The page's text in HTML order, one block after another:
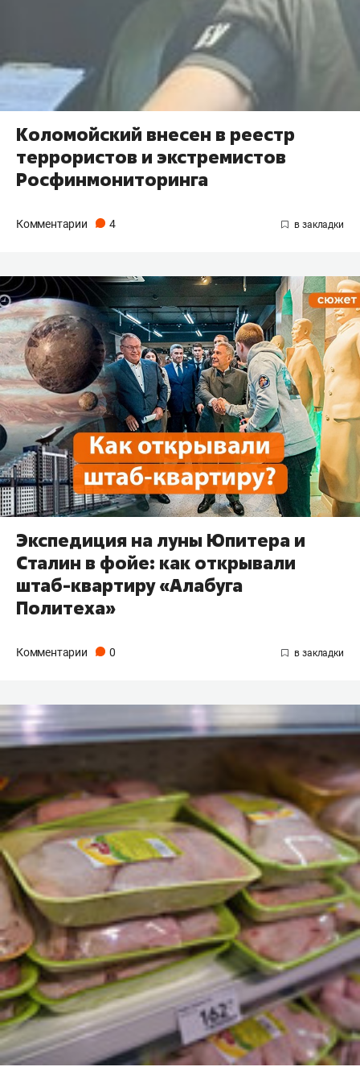
Коломойский внесен в реестр
террористов и экстремистов
Росфинмониторинга
Комментарии 4
Экспедиция на луны Юпитера и
Сталин в фойе: как открывали
штаб-квартиру «Алабуга
Политеха»
Комментарии 0